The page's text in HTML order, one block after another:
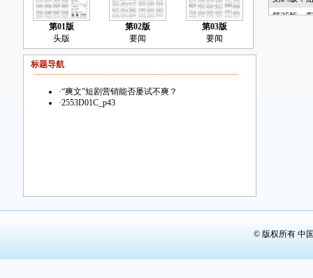
第01版
头版
第02版
要闻
第03版
要闻
标题导航
·“爽文”短剧营销能否屡试不爽？
·2553D01C_p43
第25版：
© 版权所有 中